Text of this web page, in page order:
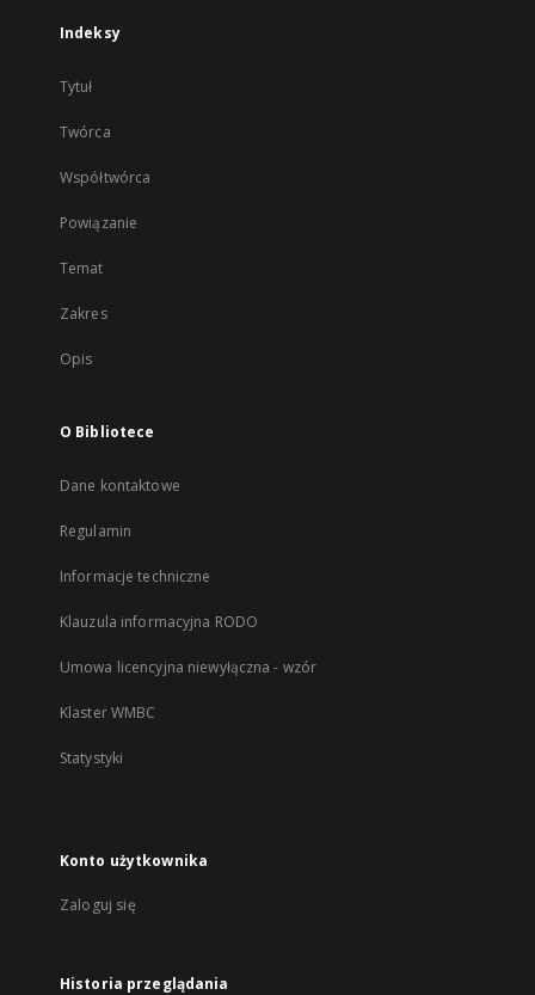
Indeksy
Tytuł
Twórca
Współtwórca
Powiązanie
Temat
Zakres
Opis
O Bibliotece
Dane kontaktowe
Regulamin
Informacje techniczne
Klauzula informacyjna RODO
Umowa licencyjna niewyłączna - wzór
Klaster WMBC
Statystyki
Konto użytkownika
Zaloguj się
Historia przeglądania